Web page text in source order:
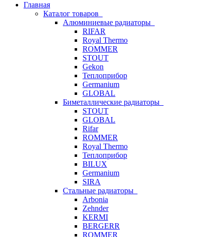
Главная
Каталог товаров
Алюминиевые радиаторы
RIFAR
Royal Thermo
ROMMER
STOUT
Gekon
Теплоприбор
Germanium
GLOBAL
Биметаллические радиаторы
STOUT
GLOBAL
Rifar
ROMMER
Royal Thermo
Теплоприбор
BILUX
Germanium
SIRA
Стальные радиаторы
Arbonia
Zehnder
KERMI
BERGERR
ROMMER